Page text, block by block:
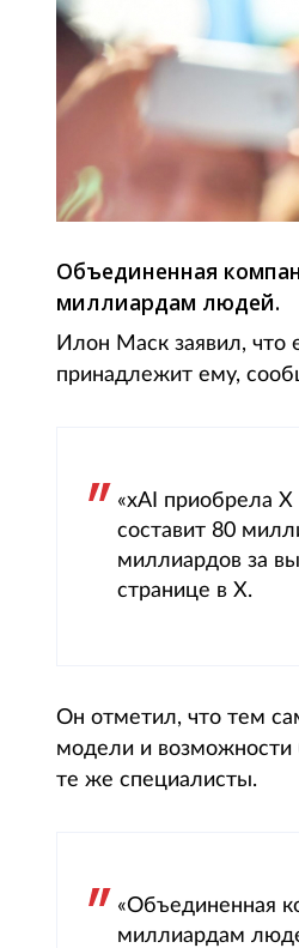
Объединенная
миллиардам людей.
Илон Маск заявил, что
принадлежит ему,
«xAI приобрела X
составит 80
миллиардов за
странице в X.
Он отметил, что тем
модели и возможности
те же специалисты.
«Объединенная
миллиардам